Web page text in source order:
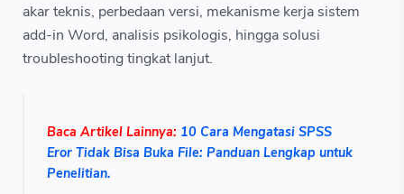
akar teknis, perbedaan versi, mekanisme kerja sistem
add-in Word, analisis psikologis, hingga solusi
troubleshooting tingkat lanjut.
Baca Artikel Lainnya: 10 Cara Mengatasi SPSS
Eror Tidak Bisa Buka File: Panduan Lengkap untuk
Penelitian.